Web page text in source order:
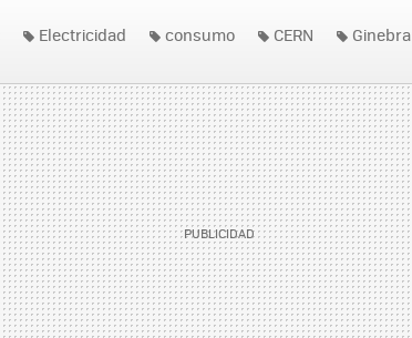
Electricidad consumo CERN Ginebra